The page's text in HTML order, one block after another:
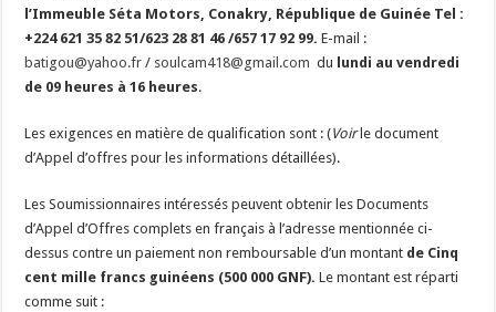
l’Immeuble Séta Motors, Conakry, République de Guinée Tel :
+224 621 35 82 51/623 28 81 46 /657 17 92 99. E-mail :
batigou@yahoo.fr / soulcam418@gmail.com du lundi au vendredi
de 09 heures à 16 heures.
Les exigences en matière de qualification sont : (Voirle document
d’Appel d’offres pour les informations détaillées).
Les Soumissionnaires intéressés peuvent obtenir les Documents
d’Appel d’Offres complets en français à l’adresse mentionnée ci-
dessus contre un paiement non remboursable d’un montant de Cinq
cent mille francs guinéens (500 000 GNF). Le montant est réparti
comme suit :